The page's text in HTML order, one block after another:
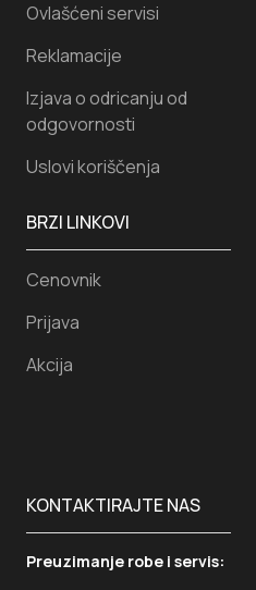
Ovlašćeni servisi
Reklamacije
Izjava o odricanju od
odgovornosti
Uslovi koriščenja
KONTAKTIRAJTE NAS
Preuzimanje robe i servis:
BRZI LINKOVI
Cenovnik
Prijava
Akcija